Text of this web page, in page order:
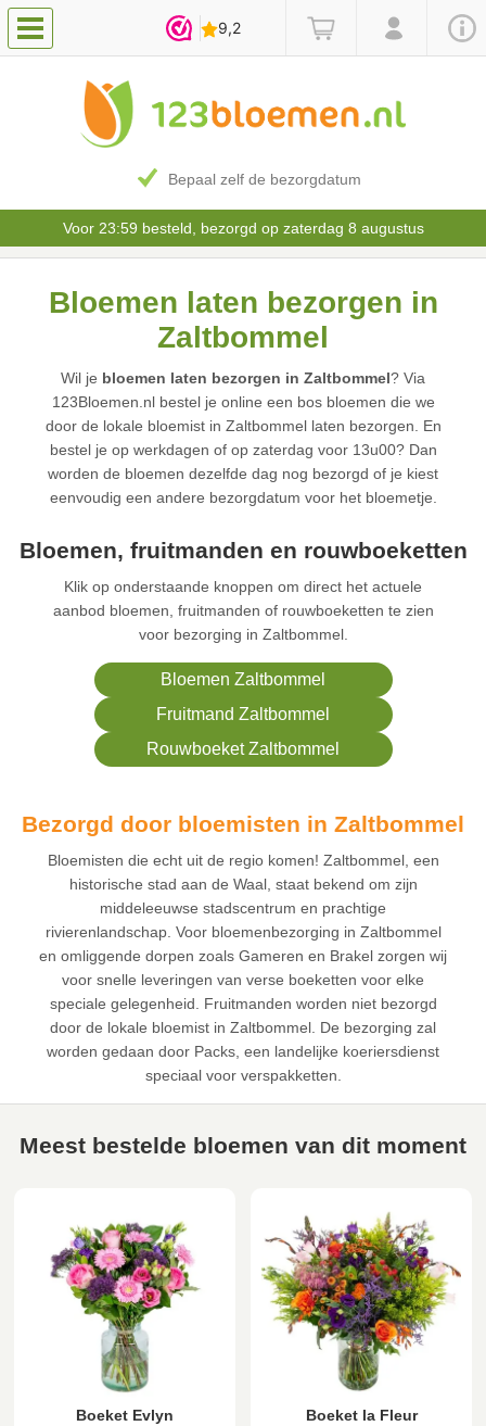
Bepaal zelf de bezorgdatum
Voor 23:59 besteld, bezorgd op zaterdag 8 augustus
Bloemen laten bezorgen in
Zaltbommel
Wil je bloemen laten bezorgen in Zaltbommel? Via
123Bloemen.nl bestel je online een bos bloemen die we
door de lokale bloemist in Zaltbommel laten bezorgen. En
bestel je op werkdagen of op zaterdag voor 13u00? Dan
worden de bloemen dezelfde dag nog bezorgd of je kiest
eenvoudig een andere bezorgdatum voor het bloemetje.
Bloemen, fruitmanden en rouwboeketten
Klik op onderstaande knoppen om direct het actuele
aanbod bloemen, fruitmanden of rouwboeketten te zien
voor bezorging in Zaltbommel.
Bloemen Zaltbommel
Fruitmand Zaltbommel
Rouwboeket Zaltbommel
Bezorgd door bloemisten in Zaltbommel
Bloemisten die echt uit de regio komen! Zaltbommel, een
historische stad aan de Waal, staat bekend om zijn
middeleeuwse stadscentrum en prachtige
rivierenlandschap. Voor bloemenbezorging in Zaltbommel
en omliggende dorpen zoals Gameren en Brakel zorgen wij
voor snelle leveringen van verse boeketten voor elke
speciale gelegenheid. Fruitmanden worden niet bezorgd
door de lokale bloemist in Zaltbommel. De bezorging zal
worden gedaan door Packs, een landelijke koeriersdienst
speciaal voor verspakketten.
Meest bestelde bloemen van dit moment
Boeket Evlyn Boeket la Fleur